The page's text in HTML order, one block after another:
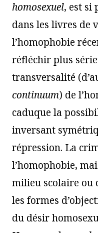
homosexuel, est si
dans les livres de
l’homophobie
réfléchir plus
transversalité
continuum) de
caduque la
inversant
répression. La
l’homophobie,
milieu scolaire ou
les formes
du désir